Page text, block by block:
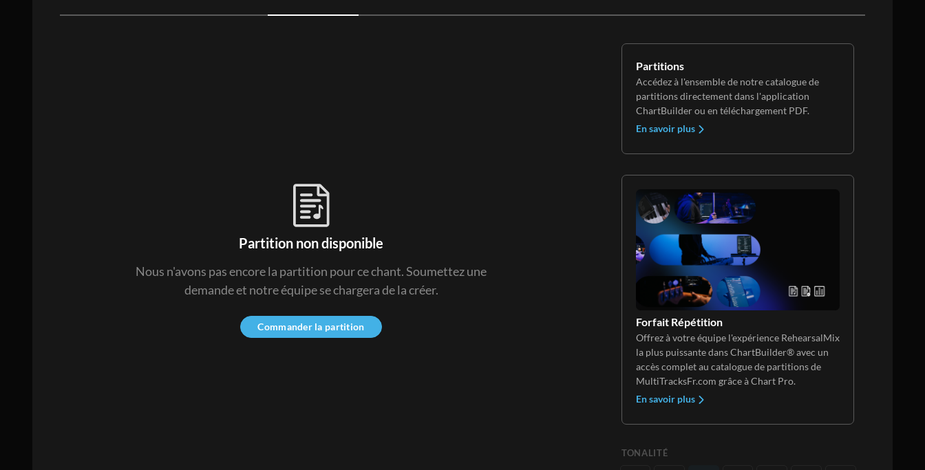
Partitions
Accédez à l'ensemble de notre catalogue de
partitions directement dans l'application
ChartBuilder ou en téléchargement PDF.
En savoir plus
Forfait Répétition
Offrez à votre équipe l'expérience RehearsalMix
la plus puissante dans ChartBuilder® avec un
accès complet au catalogue de partitions de
MultiTracksFr.com grâce à Chart Pro.
En savoir plus
TONALITÉ
Partition non disponible
Nous n'avons pas encore la partition pour ce chant. Soumettez une
demande et notre équipe se chargera de la créer.
Commander la partition